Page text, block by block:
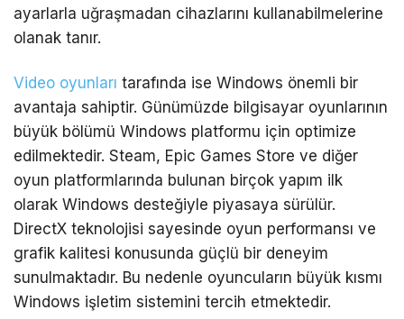
ayarlarla uğraşmadan cihazlarını kullanabilmelerine
olanak tanır.
Video oyunları tarafında ise Windows önemli bir
avantaja sahiptir. Günümüzde bilgisayar oyunlarının
büyük bölümü Windows platformu için optimize
edilmektedir. Steam, Epic Games Store ve diğer
oyun platformlarında bulunan birçok yapım ilk
olarak Windows desteğiyle piyasaya sürülür.
DirectX teknolojisi sayesinde oyun performansı ve
grafik kalitesi konusunda güçlü bir deneyim
sunulmaktadır. Bu nedenle oyuncuların büyük kısmı
Windows işletim sistemini tercih etmektedir.